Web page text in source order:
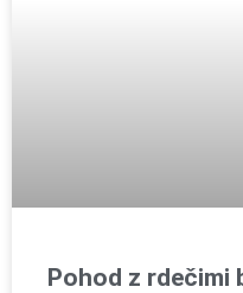
Pohod z rdečimi